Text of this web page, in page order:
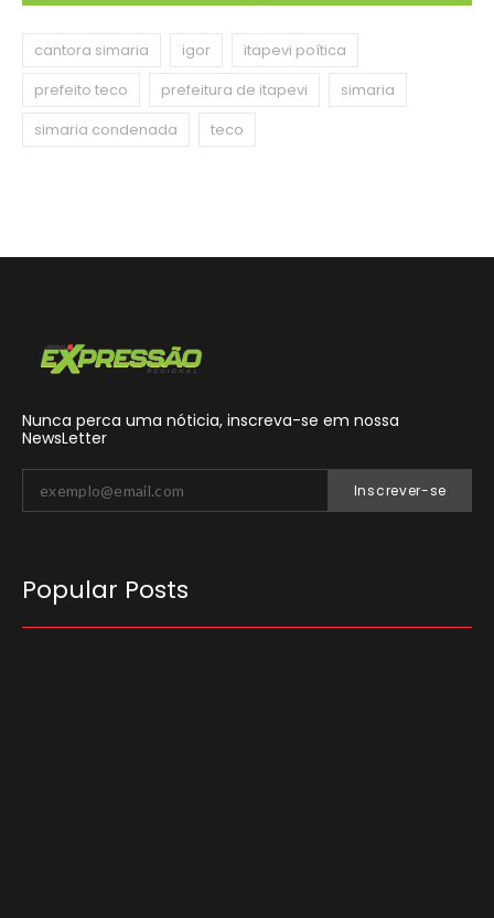
cantora simaria igor
itapevi poítica
prefeito teco
prefeitura de itapevi
simaria
simaria condenada
teco
Nunca perca uma nóticia, inscreva-se em nossa
NewsLetter
Inscrever-se
Popular Posts